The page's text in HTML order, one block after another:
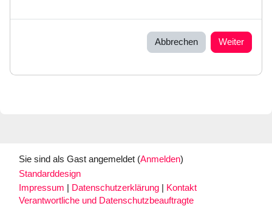
Abbrechen Weiter
Sie sind als Gast angemeldet (Anmelden)
Standarddesign
Impressum
Datenschutzerklärung
Kontakt
Verantwortliche und Datenschutzbeauftragte